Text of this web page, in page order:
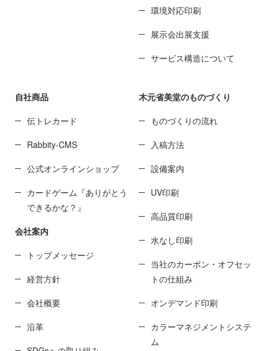
環境対応印刷
展示会出展支援
サービス構造について
自社商品
伝トレカード
Rabbity-CMS
公式オンラインショップ
カードゲーム『ありがとう
できるかな？』
会社案内
トップメッセージ
経営方針
会社概要
沿革
木元省美堂のものづくり
ものづくりの流れ
入稿方法
設備案内
UV印刷
高品質印刷
水なし印刷
当社のカーボン・オフセッ
トの仕組み
オンデマンド印刷
カラーマネジメントシステ
ム